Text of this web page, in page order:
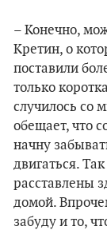
– Конечно,
Кретин, о
поставили
только
случилось со
обещает, что
начну
двигаться.
расставлены
домой.
забуду и то,